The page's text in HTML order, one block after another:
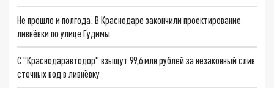
Не прошло и полгода: В Краснодаре закончили проектирование
ливнёвки по улице Гудимы
С "Краснодаравтодор" взыщут 99,6 млн рублей за незаконный слив
сточных вод в ливнёвку